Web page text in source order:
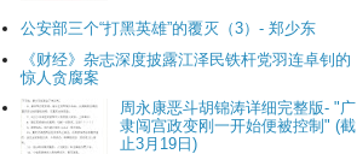
公安部三个“打黑英雄”的覆灭（3）- 郑少东
《财经》杂志深度披露江泽民铁杆党羽连卓钊的
惊人贪腐案
周永康恶斗胡锦涛详细完整版- "广
隶闯宫政变刚一开始便被控制" (截
止3月19日)